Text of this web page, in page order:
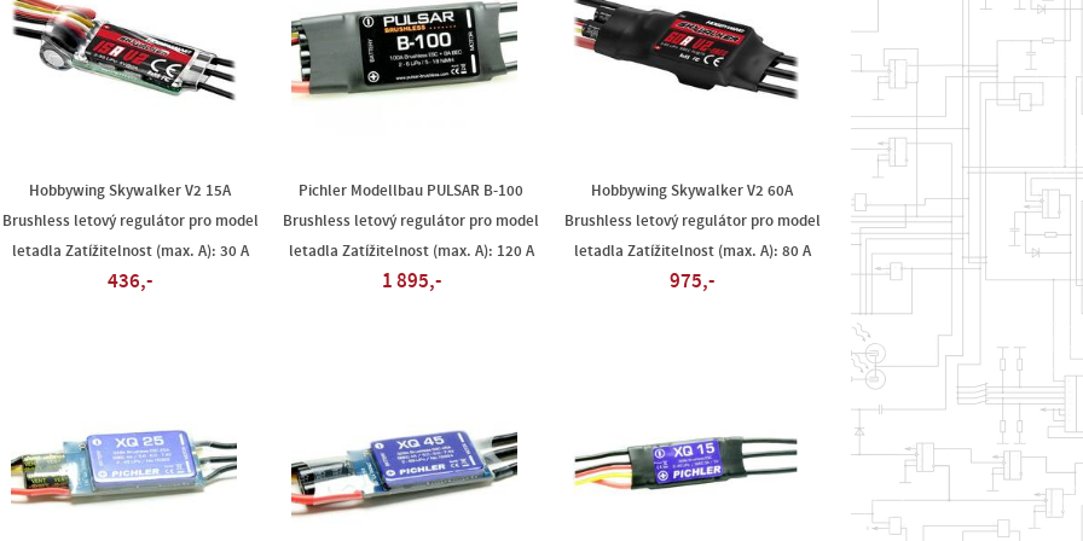
Hobbywing Skywalker V2 15A
Brushless letový regulátor pro model
letadla Zatížitelnost (max. A): 30 A
436,-
Pichler Modellbau PULSAR B-100
Brushless letový regulátor pro model
letadla Zatížitelnost (max. A): 120 A
1 895,-
Hobbywing Skywalker V2 60A
Brushless letový regulátor pro model
letadla Zatížitelnost (max. A): 80 A
975,-